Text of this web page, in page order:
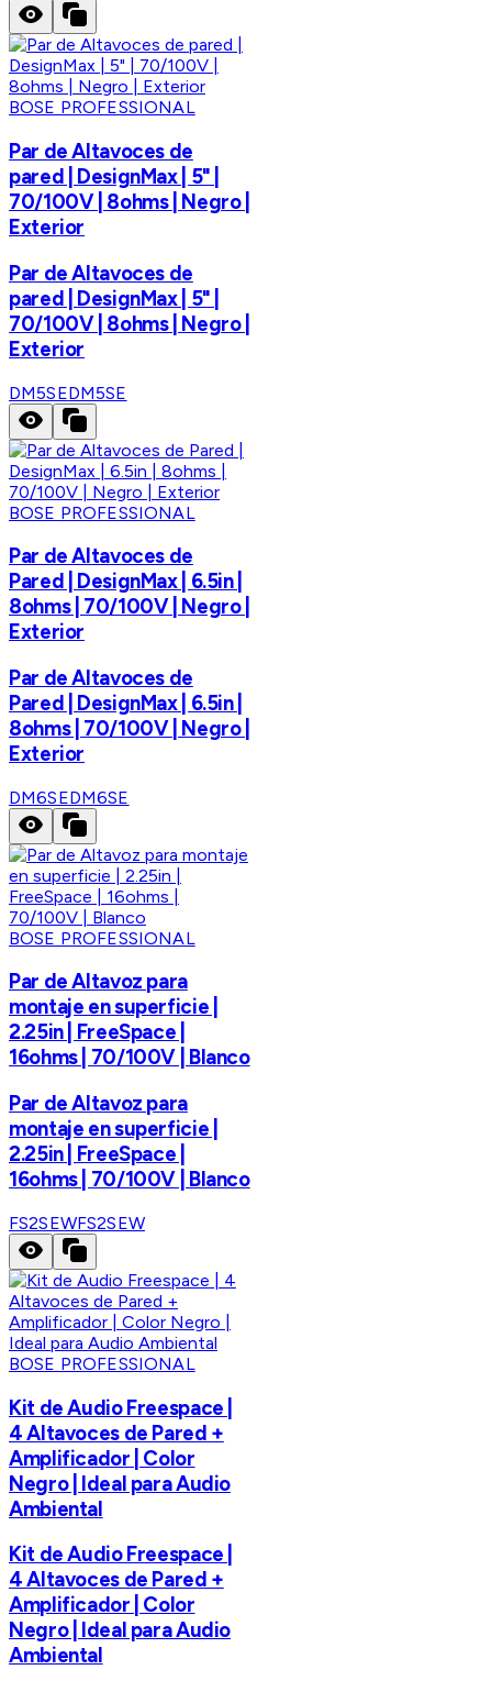
BOSE PROFESSIONAL
Par de Altavoces de
pared | DesignMax | 5" |
70/100V | 8ohms | Negro |
Exterior
Par de Altavoces de
pared | DesignMax | 5" |
70/100V | 8ohms | Negro |
Exterior
DM5SEDM5SE
BOSE PROFESSIONAL
Par de Altavoces de
Pared | DesignMax | 6.5in |
8ohms | 70/100V | Negro |
Exterior
Par de Altavoces de
Pared | DesignMax | 6.5in |
8ohms | 70/100V | Negro |
Exterior
DM6SEDM6SE
BOSE PROFESSIONAL
Par de Altavoz para
montaje en superficie |
2.25in | FreeSpace |
16ohms | 70/100V | Blanco
Par de Altavoz para
montaje en superficie |
2.25in | FreeSpace |
16ohms | 70/100V | Blanco
FS2SEWFS2SEW
BOSE PROFESSIONAL
Kit de Audio Freespace |
4 Altavoces de Pared +
Amplificador | Color
Negro | Ideal para Audio
Ambiental
Kit de Audio Freespace |
4 Altavoces de Pared +
Amplificador | Color
Negro | Ideal para Audio
Ambiental